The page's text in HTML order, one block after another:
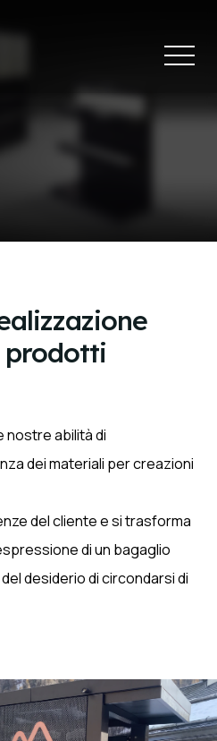
nostre abilità di
dei materiali per creazioni
del cliente e si trasforma
di un bagaglio
desiderio di circondarsi di